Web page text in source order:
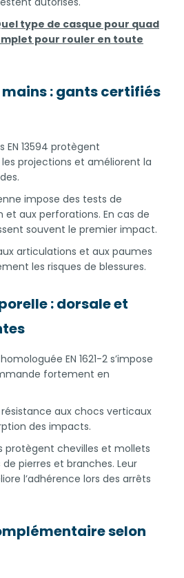
type de casque pour quad
pour rouler en toute
: gants certifiés
EN 13594 protègent
projections et améliorent la
impose des tests de
et aux perforations. En cas de
souvent le premier impact.
articulations et aux paumes
les risques de blessures.
: dorsale et
EN 1621-2 s’impose
fortement en
aux chocs verticaux
des impacts.
protègent chevilles et mollets
pierres et branches. Leur
l’adhérence lors des arrêts
selon